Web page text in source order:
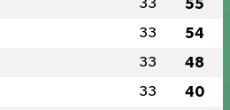
33 55
33 54
33 48
33 40